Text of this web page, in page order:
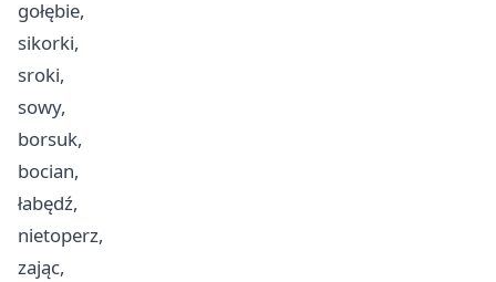
gołębie,
sikorki,
sroki,
sowy,
borsuk,
bocian,
łabędź,
nietoperz,
zając,